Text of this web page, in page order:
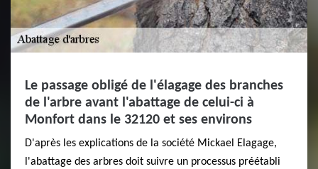
Le passage obligé de l'élagage des branches
de l'arbre avant l'abattage de celui-ci à
Monfort dans le 32120 et ses environs
D'après les explications de la société Mickael Elagage,
l'abattage des arbres doit suivre un processus préétabli